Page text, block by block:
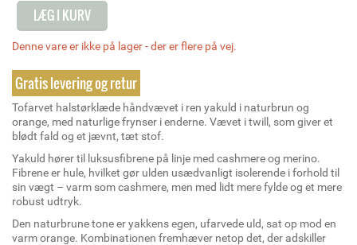
LÆG I KURV
Denne vare er ikke på lager - der er flere på vej.
Gratis levering og retur
Tofarvet halstørklæde håndvævet i ren yakuld i naturbrun og
orange, med naturlige frynser i enderne. Vævet i twill, som giver et
blødt fald og et jævnt, tæt stof.
Yakuld hører til luksusfibrene på linje med cashmere og merino.
Fibrene er hule, hvilket gør ulden usædvanligt isolerende i forhold til
sin vægt – varm som cashmere, men med lidt mere fylde og et mere
robust udtryk.
Den naturbrune tone er yakkens egen, ufarvede uld, sat op mod en
varm orange. Kombinationen fremhæver netop det, der adskiller